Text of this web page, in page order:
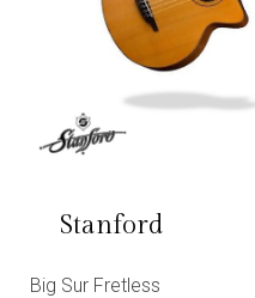
Stanford
Big Sur Fretless